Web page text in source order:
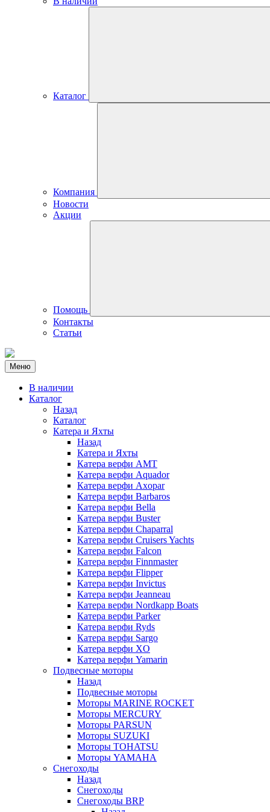
Каталог
Компания
Новости
Акции
Помощь
Контакты
Статьи
Меню
В наличии
Каталог
Назад
Каталог
Катера и Яхты
Назад
Катера и Яхты
Катера верфи AMT
Катера верфи Aquador
Катера верфи Axopar
Катера верфи Barbaros
Катера верфи Bella
Катера верфи Buster
Катера верфи Chaparral
Катера верфи Cruisers Yachts
Катера верфи Falcon
Катера верфи Finnmaster
Катера верфи Flipper
Катера верфи Invictus
Катера верфи Jeanneau
Катера верфи Nordkapp Boats
Катера верфи Parker
Катера верфи Ryds
Катера верфи Sargo
Катера верфи XO
Катера верфи Yamarin
Подвесные моторы
Назад
Подвесные моторы
Моторы MARINE ROCKET
Моторы MERCURY
Моторы PARSUN
Моторы SUZUKI
Моторы TOHATSU
Моторы YAMAHA
Снегоходы
Назад
Снегоходы
Снегоходы BRP